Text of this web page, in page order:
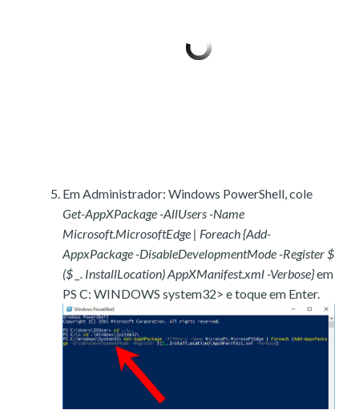
Em Administrador: Windows PowerShell, cole
Get-AppXPackage -AllUsers -Name
Microsoft.MicrosoftEdge | Foreach {Add-
AppxPackage -DisableDevelopmentMode -Register $
($ _. InstallLocation) AppXManifest.xml -Verbose}em
PS C: WINDOWS system32> e toque em Enter.